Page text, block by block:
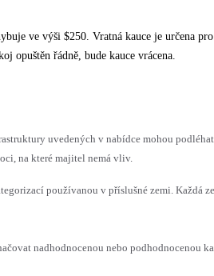
ve výši $250. Vratná kauce je určena
opuštěn řádně, bude kauce vrácena.
uvedených v nabídce mohou
na které majitel nemá vliv.
používanou v příslušné zemi. Každá
nadhodnocenou nebo podhodnocenou